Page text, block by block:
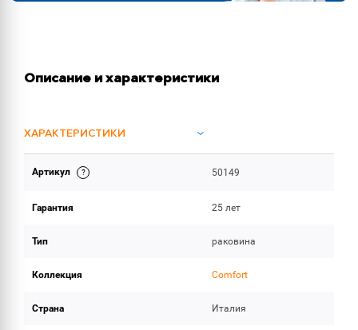
Описание и характеристики
ХАРАКТЕРИСТИКИ
ОБЪЕМ ПОСТАВКИ
Артикул 50149
Гарантия 25 лет
Тип раковина
Коллекция Comfort
Страна Италия